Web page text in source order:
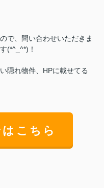
で、問い合わせいただきま
(*^_^*)！
隠れ物件、HPに載せてる
こちら